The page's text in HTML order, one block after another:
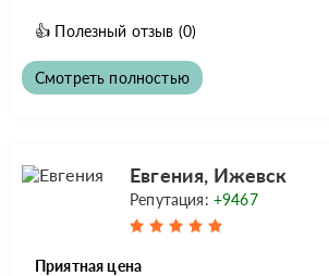
👍 Полезный отзыв (0)
Смотреть полностью
Евгения, Ижевск
Репутация: +9467
Приятная цена